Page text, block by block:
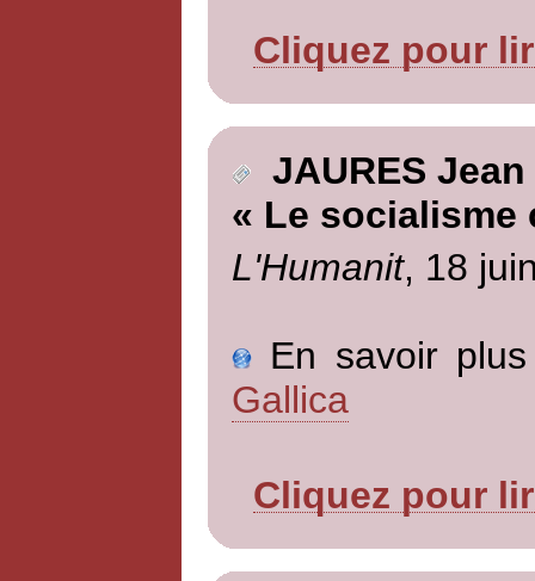
Cliquez pour
JAURES Jean
« Le socialisme
L'Humanit, 18
En savoir
Gallica
Cliquez pour